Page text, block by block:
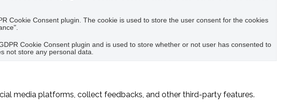
Cookie Consent plugin. The cookie is used to store the user consent for the cookies
Cookie Consent plugin and is used to store whether or not user has consented to
not store any personal data.
media platforms, collect feedbacks, and other third-party features.